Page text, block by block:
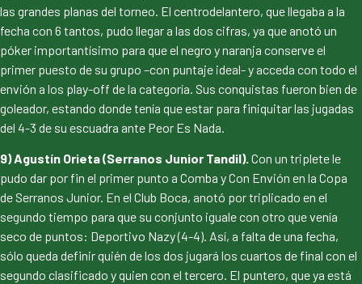
las grandes planas del torneo. El centrodelantero, que llegaba a la
fecha con 6 tantos, pudo llegar a las dos cifras, ya que anotó un
póker importantísimo para que el negro y naranja conserve el
primer puesto de su grupo –con puntaje ideal- y acceda con todo el
envión a los play-off de la categoría. Sus conquistas fueron bien de
goleador, estando donde tenía que estar para finiquitar las jugadas
del 4-3 de su escuadra ante Peor Es Nada.
9) Agustín Orieta (Serranos Junior Tandil). Con un triplete le
pudo dar por fin el primer punto a Comba y Con Envión en la Copa
de Serranos Junior. En el Club Boca, anotó por triplicado en el
segundo tiempo para que su conjunto iguale con otro que venía
seco de puntos: Deportivo Nazy (4-4). Así, a falta de una fecha,
sólo queda definir quién de los dos jugará los cuartos de final con el
segundo clasificado y quien con el tercero. El puntero, que ya está